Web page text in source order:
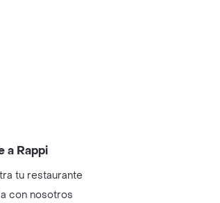
a Rappi
tu restaurante
con nosotros